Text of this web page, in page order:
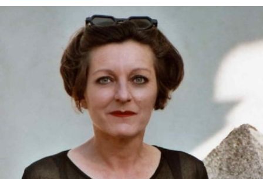
Kliknij, aby powiększyć